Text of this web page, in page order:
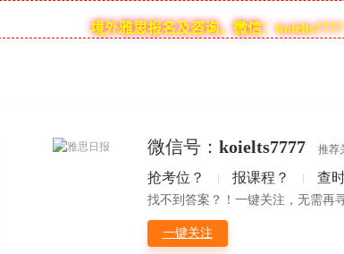
境外雅思报名及咨询，微信：koielts7777